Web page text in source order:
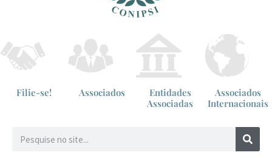
Filie-se! Associados
Entidades
Associadas
Associados
Internacionais